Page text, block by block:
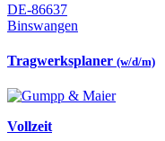
DE-86637
Binswangen
Tragwerksplaner (w/d/m)
Vollzeit